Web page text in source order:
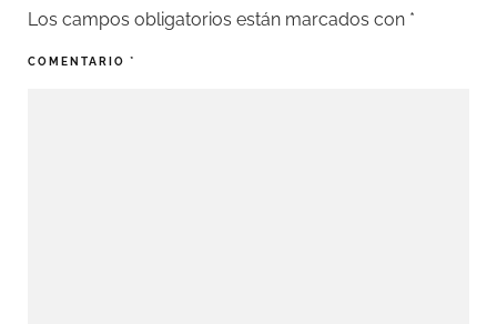
Los campos obligatorios están marcados con *
COMENTARIO *